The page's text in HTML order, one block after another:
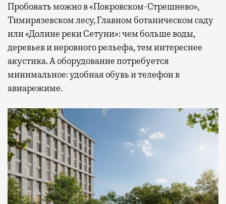
Пробовать можно в «Покровском-Стрешнево»,
Тимирязевском лесу, Главном ботаническом саду
или «Долине реки Сетуни»: чем больше воды,
деревьев и неровного рельефа, тем интереснее
акустика. А оборудование потребуется
минимальное: удобная обувь и телефон в
авиарежиме.